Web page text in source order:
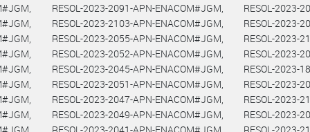
RESOL-2023-2091-APN-ENACOM#JGM, RESOL-2023-
RESOL-2023-2103-APN-ENACOM#JGM, RESOL-2023-
RESOL-2023-2055-APN-ENACOM#JGM, RESOL-2023-
RESOL-2023-2052-APN-ENACOM#JGM, RESOL-2023-
RESOL-2023-2045-APN-ENACOM#JGM, RESOL-2023-
RESOL-2023-2051-APN-ENACOM#JGM, RESOL-2023-
RESOL-2023-2047-APN-ENACOM#JGM, RESOL-2023-
RESOL-2023-2049-APN-ENACOM#JGM, RESOL-2023-